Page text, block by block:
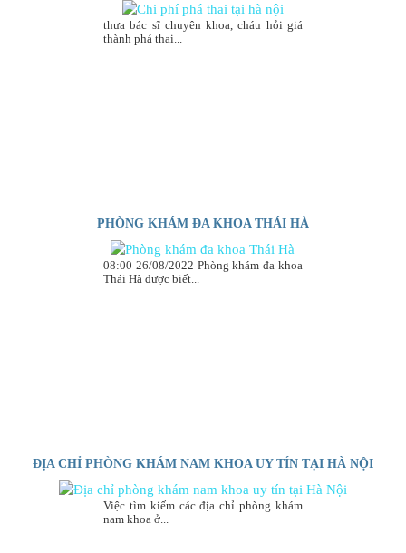
thưa bác sĩ chuyên khoa, cháu hỏi giá
thành phá thai...
PHÒNG KHÁM ĐA KHOA THÁI HÀ
08:00 26/08/2022 Phòng khám đa khoa
Thái Hà được biết...
ĐỊA CHỈ PHÒNG KHÁM NAM KHOA UY TÍN TẠI HÀ NỘI
Việc tìm kiếm các địa chỉ phòng khám
nam khoa ở...